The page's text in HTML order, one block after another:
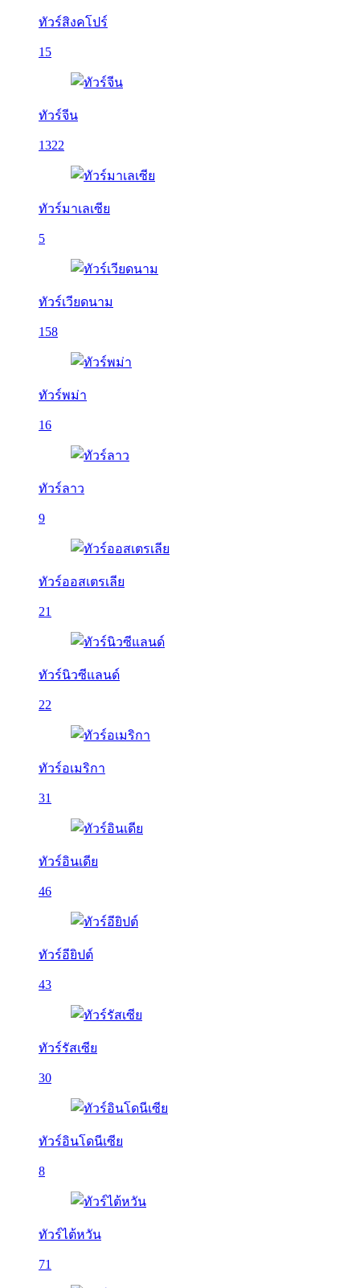
ทัวร์สิงคโปร์
15
ทัวร์จีน
1322
ทัวร์มาเลเซีย
5
ทัวร์เวียดนาม
158
ทัวร์พม่า
16
ทัวร์ลาว
9
ทัวร์ออสเตรเลีย
21
ทัวร์นิวซีแลนด์
22
ทัวร์อเมริกา
31
ทัวร์อินเดีย
46
ทัวร์อียิปต์
43
ทัวร์รัสเซีย
30
ทัวร์อินโดนีเซีย
8
ทัวร์ไต้หวัน
71